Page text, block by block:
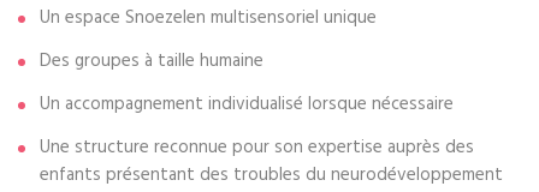
Un espace Snoezelen multisensoriel unique
Des groupes à taille humaine
Un accompagnement individualisé lorsque nécessaire
Une structure reconnue pour son expertise auprès des
enfants présentant des troubles du neurodéveloppement